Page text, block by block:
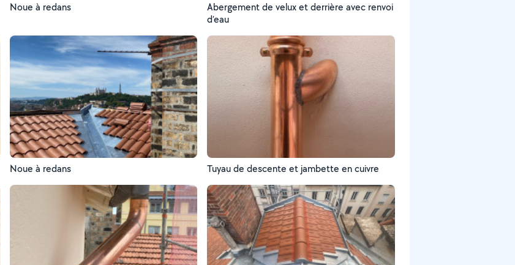
Noue à redans
Abergement de velux et derrière avec renvoi
d’eau
Noue à redans Tuyau de descente et jambette en cuivre